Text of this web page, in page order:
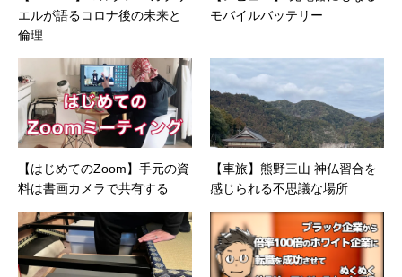
エルが語るコロナ後の未来と
倫理
モバイルバッテリー
【はじめてのZoom】手元の資
料は書画カメラで共有する
【車旅】熊野三山 神仏習合を
感じられる不思議な場所